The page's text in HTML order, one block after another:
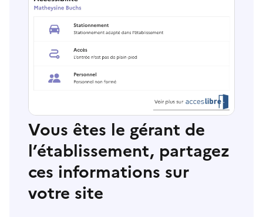
Vous êtes le gérant de
l’établissement, partagez
ces informations sur
votre site